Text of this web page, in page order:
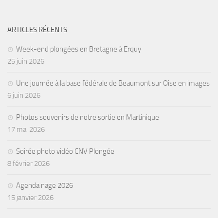
Les Palmes du Lac
Résultats Compétitions
MATERIEL
Section Matériel
Occasions
ARTICLES RÉCENTS
Week-end plongées en Bretagne à Erquy
25 juin 2026
Une journée à la base fédérale de Beaumont sur Oise en images
6 juin 2026
Photos souvenirs de notre sortie en Martinique
17 mai 2026
Soirée photo vidéo CNV Plongée
8 février 2026
Agenda nage 2026
15 janvier 2026